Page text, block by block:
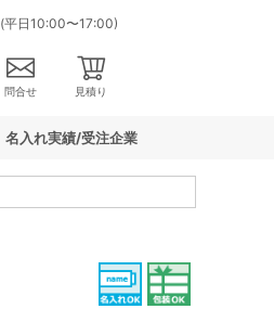
(平日10:00〜17:00)
問合せ 見積り
名入れ実績/受注企業